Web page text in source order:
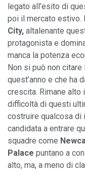
legato all’esito di
poi il mercato estivo.
City, altalenante
protagonista e
manca la potenza
Non si può non citare
quest’anno e che ha
crescita. Rimane alto
difficoltà di questi
costruire qualcosa di
candidata a entrare
squadre come
Palace puntano a
alto, ma, a meno di